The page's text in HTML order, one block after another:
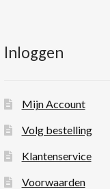
Inloggen
Mijn Account
Volg bestelling
Klantenservice
Voorwaarden